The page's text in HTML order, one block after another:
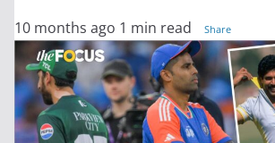
10 months ago 1 min read Share